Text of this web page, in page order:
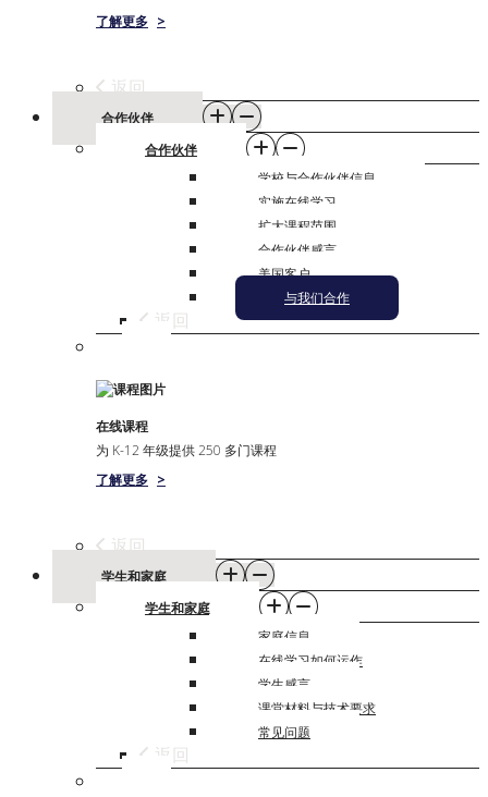
了解更多 >
返回
合作伙伴
合作伙伴
学校与合作伙伴信息
实施在线学习
扩大课程范围
合作伙伴感言
美国客户
与我们合作
返回
在线课程
为 K-12 年级提供 250 多门课程
了解更多 >
返回
学生和家庭
学生和家庭
家庭信息
在线学习如何运作
学生感言
课堂材料与技术要求
常见问题
返回